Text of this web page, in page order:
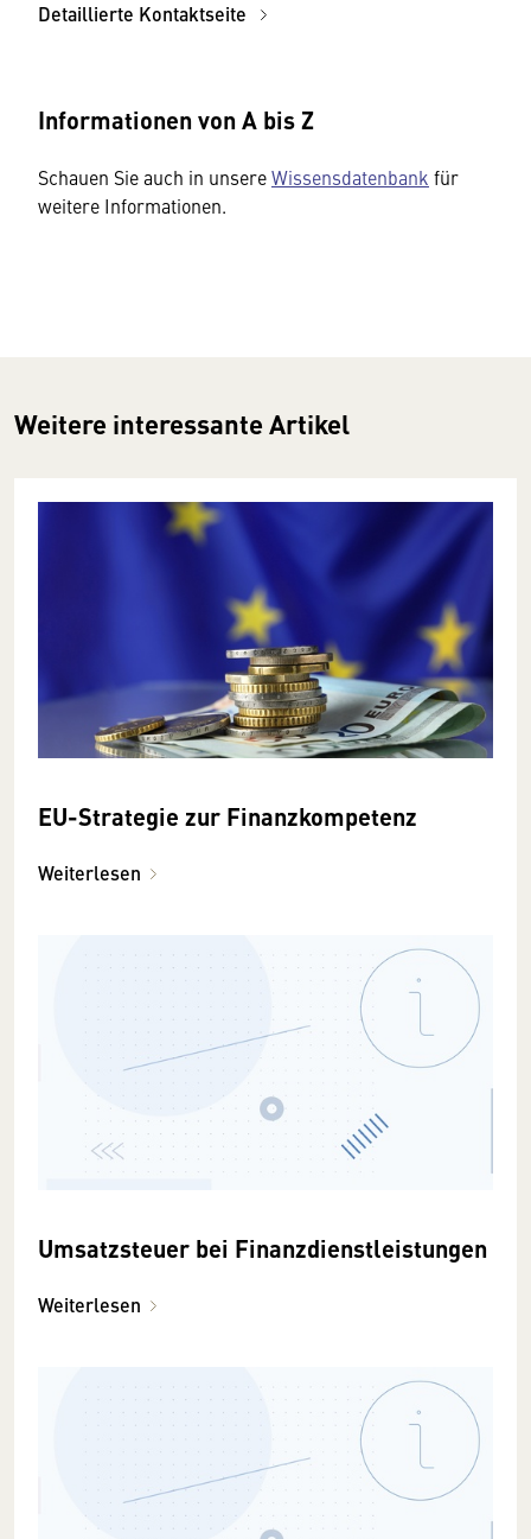
Detaillierte Kontaktseite
Informationen von A bis Z
Schauen Sie auch in unsereWissensdatenbank für
weitere Informationen.
Weitere interessante Artikel
EU-Strategie zur Finanzkompetenz
Weiterlesen
Umsatzsteuer bei Finanzdienstleistungen
Weiterlesen